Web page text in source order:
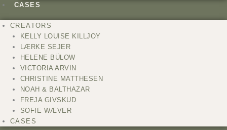
CASES
CREATORS
KELLY LOUISE KILLJOY
LÆRKE SEJER
HELENE BÜLOW
VICTORIA ARVIN
CHRISTINE MATTHESEN
NOAH & BALTHAZAR
FREJA GIVSKUD
SOFIE WÆVER
CASES